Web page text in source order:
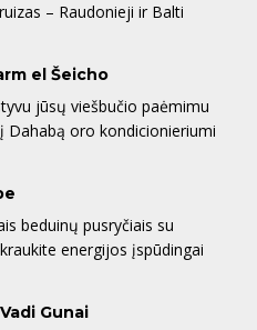
– Raudonieji ir Balti
el Šeicho
jūsų viešbučio paėmimu
Dahabą oro kondicionieriumi
beduinų pusryčiais su
energijos įspūdingai
Gunai